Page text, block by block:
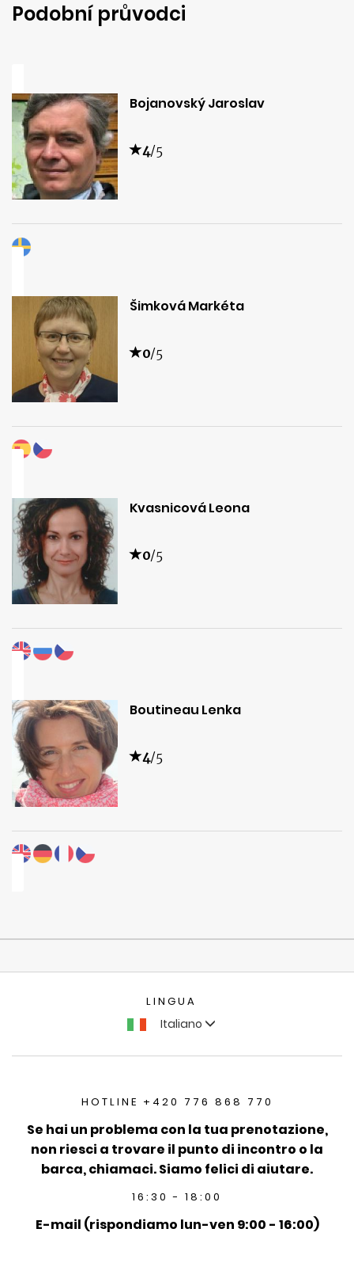
Podobní průvodci
Bojanovský Jaroslav
4/5
Šimková Markéta
0/5
Kvasnicová Leona
0/5
Boutineau Lenka
4/5
LINGUA
Italiano
HOTLINE +420 776 868 770
Se hai un problema con la tua prenotazione,
non riesci a trovare il punto di incontro o la
barca, chiamaci. Siamo felici di aiutare.
16:30 - 18:00
E-mail (rispondiamo lun-ven 9:00 - 16:00)